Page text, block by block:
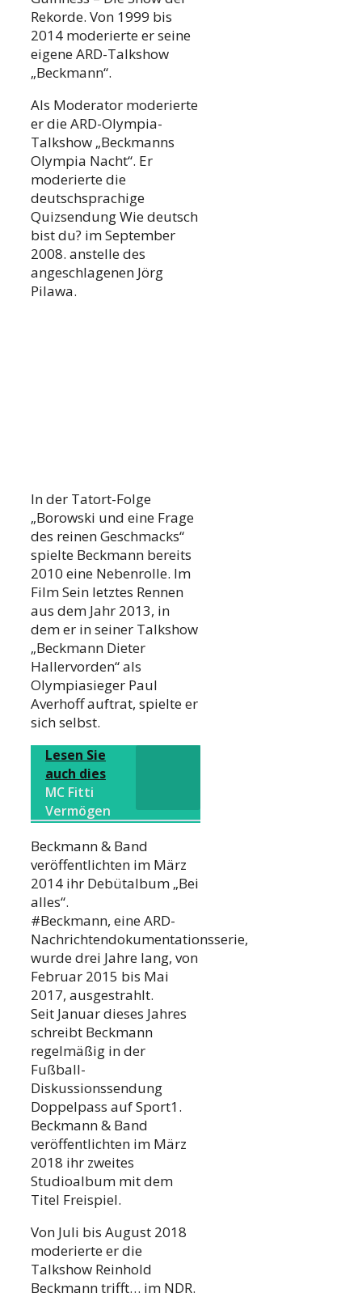
Rekorde. Von 1999 bis
2014 moderierte er seine
eigene ARD-Talkshow
„Beckmann“.
Als Moderator moderierte
er die ARD-Olympia-
Talkshow „Beckmanns
Olympia Nacht“. Er
moderierte die
deutschsprachige
Quizsendung Wie deutsch
bist du? im September
2008. anstelle des
angeschlagenen Jörg
Pilawa.
In der Tatort-Folge
„Borowski und eine Frage
des reinen Geschmacks“
spielte Beckmann bereits
2010 eine Nebenrolle. Im
Film Sein letztes Rennen
aus dem Jahr 2013, in
dem er in seiner Talkshow
„Beckmann Dieter
Hallervorden“ als
Olympiasieger Paul
Averhoff auftrat, spielte er
sich selbst.
Lesen Sie
auch dies
MC Fitti
Vermögen
Beckmann & Band
veröffentlichten im März
2014 ihr Debütalbum „Bei
alles“.
#Beckmann, eine ARD-
Nachrichtendokumentationsserie,
wurde drei Jahre lang, von
Februar 2015 bis Mai
2017, ausgestrahlt.
Seit Januar dieses Jahres
schreibt Beckmann
regelmäßig in der
Fußball-
Diskussionssendung
Doppelpass auf Sport1.
Beckmann & Band
veröffentlichten im März
2018 ihr zweites
Studioalbum mit dem
Titel Freispiel.
Von Juli bis August 2018
moderierte er die
Talkshow Reinhold
Beckmann trifft… im NDR.